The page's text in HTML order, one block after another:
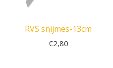
RVS snijmes-13cm
€2,80